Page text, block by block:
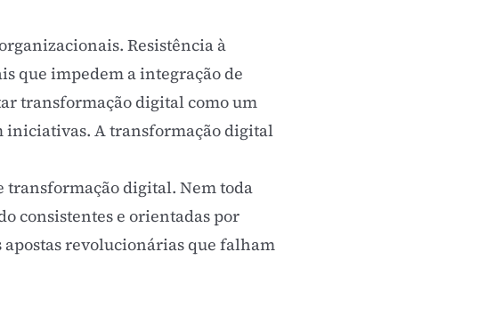
Resistência à
que impedem a integração de
transformação digital como um
iniciativas. A transformação digital
transformação digital. Nem toda
consistentes e orientadas por
revolucionárias que falham